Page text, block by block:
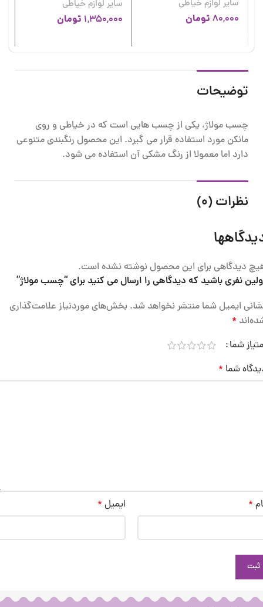
سایر لوازم خیاطی
80,000 تومان
سایر لوازم خیاطی
1,350,000 تومان
توضیحات
چسب مولاژ، یکی از چسب هایی است که در خیاطی و روی
مانکن مورد استفاده قرار می گیرد. این محصول رنگبندی متنوعی
دارد اما معمولا از رنگ مشکی آن استفاده می شود.
نظرات (0)
دیدگاهی برای این محصول نوشته نشده است.
نفری باشید که دیدگاهی را ارسال می کنید برای “چسب مولاژ”
ایمیل شما منتشر نخواهد شد. بخش‌های موردنیاز علامت‌گذاری
*
شما
شما *
* ایمیل *